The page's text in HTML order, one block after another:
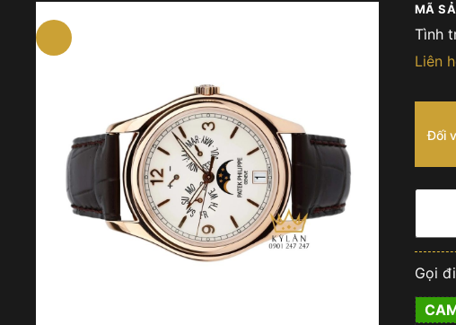
MÃ
Tình
Liên
Đối
Đồng
vàng
hồng
18K
Gọi